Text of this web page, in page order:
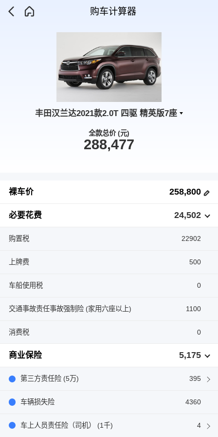
购车计算器
丰田汉兰达2021款2.0T 四驱 精英版7座
全款总价 (元)
288,477
裸车价 258,800
必要花费 24,502
购置税 22902
上牌费 500
车船使用税 0
交通事故责任事故强制险 (家用六座以上) 1100
消费税 0
商业保险 5,175
第三方责任险 (5万) 395
车辆损失险 4360
车上人员责任险（司机） (1千) 4